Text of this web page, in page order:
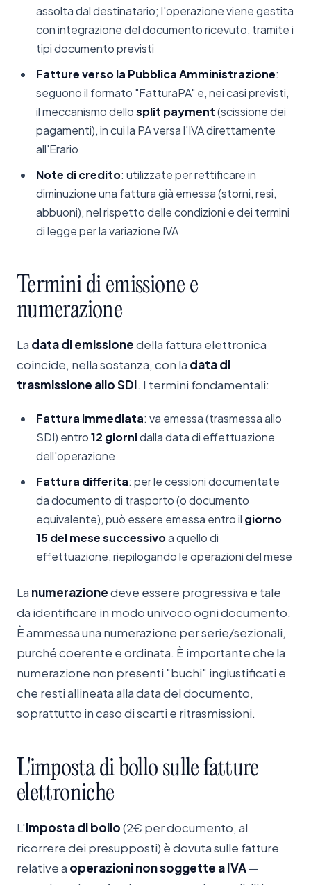
assolta dal destinatario; l'operazione viene gestita
con integrazione del documento ricevuto, tramite i
tipi documento previsti
Fatture verso la Pubblica Amministrazione:
seguono il formato "FatturaPA" e, nei casi previsti,
il meccanismo dellosplit payment(scissione dei
pagamenti), in cui la PA versa l'IVA direttamente
all'Erario
Note di credito: utilizzate per rettificare in
diminuzione una fattura già emessa (storni, resi,
abbuoni), nel rispetto delle condizioni e dei termini
di legge per la variazione IVA
Terminidiemissione e
numerazione
La data di emissionedella fattura elettronica
coincide, nella sostanza, con la data di
trasmissione allo SDI. I termini fondamentali:
Fattura immediata: va emessa (trasmessa allo
SDI) entro12 giornidalla data di effettuazione
dell'operazione
Fattura differita: per le cessioni documentate
da documento di trasporto (o documento
equivalente), può essere emessa entro il giorno
15 del mese successivoa quello di
effettuazione, riepilogando le operazioni del mese
La numerazionedeve essere progressiva e tale
da identificare in modo univoco ogni documento.
È ammessa una numerazione per serie/sezionali,
purché coerente e ordinata. È importante che la
numerazione non presenti "buchi" ingiustificati e
che resti allineata alla data del documento,
soprattutto in caso di scarti e ritrasmissioni.
L'imposta di bollo sullefatture
elettroniche
L'imposta di bollo(2€ per documento, al
ricorrere dei presupposti) è dovuta sulle fatture
relative a operazioni non soggette a IVA—